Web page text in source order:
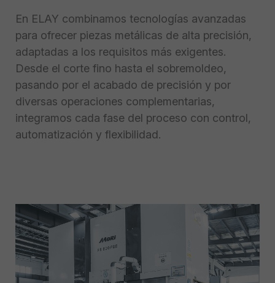
En ELAY combinamos tecnologías avanzadas
para ofrecer piezas metálicas de alta precisión,
adaptadas a los requisitos más exigentes.
Desde el corte fino hasta el sobremoldeo,
pasando por el acabado de precisión y por
diversas operaciones complementarias,
integramos cada fase del proceso con control,
automatización y flexibilidad.